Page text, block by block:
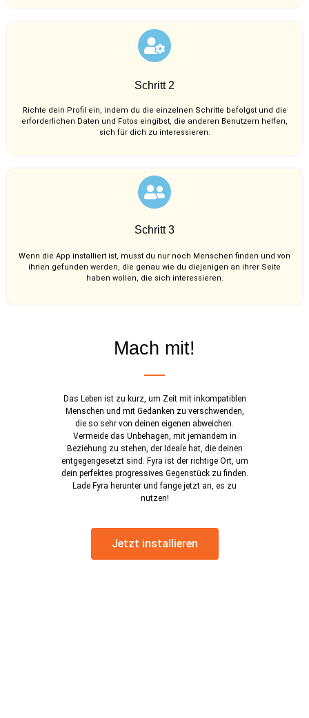
Schritt 2
Richte dein Profil ein, indem du die einzelnen Schritte befolgst und die
erforderlichen Daten und Fotos eingibst, die anderen Benutzern helfen,
sich für dich zu interessieren.
Schritt 3
Wenn die App installiert ist, musst du nur noch Menschen finden und von
ihnen gefunden werden, die genau wie du diejenigen an ihrer Seite
haben wollen, die sich interessieren.
Mach mit!
Das Leben ist zu kurz, um Zeit mit inkompatiblen
Menschen und mit Gedanken zu verschwenden,
die so sehr von deinen eigenen abweichen.
Vermeide das Unbehagen, mit jemandem in
Beziehung zu stehen, der Ideale hat, die deinen
entgegengesetzt sind. Fyra ist der richtige Ort, um
dein perfektes progressives Gegenstück zu finden.
Lade Fyra herunter und fange jetzt an, es zu
nutzen!
Jetzt installieren